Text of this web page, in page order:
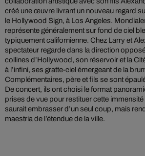
créé une œuvre livrant un nouveau regard
le Hollywood Sign, à Los Angeles.
représente généralement sur fond de ciel
typiquement californienne. Chez Larry et
spectateur regarde dans la direction
collines d’Hollywood, son réservoir et la
à l’infini, ses gratte-ciel émergeant de la
Complémentaires, père et fils se sont
De concert, ils ont choisi le format
prises de vue pour restituer cette immensité
saurait embrasser d’un seul coup, mais
maestria de l’étendue de la ville.